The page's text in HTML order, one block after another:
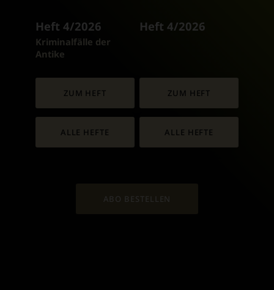
Heft 4/2026
:
Kriminalfälle der
Antike
ZUM HEFT
ALLE HEFTE
Heft 4/2026
ZUM HEFT
ALLE HEFTE
ABO BESTELLEN